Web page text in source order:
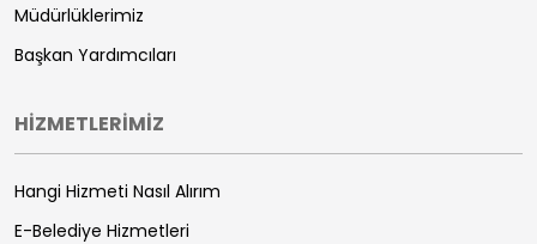
Müdürlüklerimiz
Başkan Yardımcıları
HİZMETLERİMİZ
Hangi Hizmeti Nasıl Alırım
E-Belediye Hizmetleri